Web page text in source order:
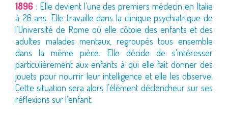
1896 : Elle devient l’une des premiers médecin en Italie
à 26 ans. Elle travaille dans la clinique psychiatrique de
l’Université de Rome où elle côtoie des enfants et des
adultes malades mentaux, regroupés tous ensemble
dans la même pièce. Elle décide de s’intéresser
particulièrement aux enfants à qui elle fait donner des
jouets pour nourrir leur intelligence et elle les observe.
Cette situation sera alors l’élément déclencheur sur ses
réflexions sur l’enfant.